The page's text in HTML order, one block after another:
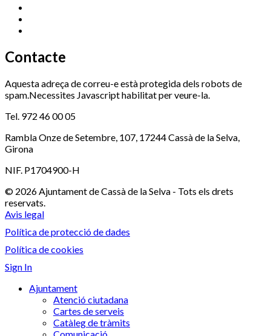
Contacte
Aquesta adreça de correu-e està protegida dels robots de
spam.Necessites Javascript habilitat per veure-la.
Tel. 972 46 00 05
Rambla Onze de Setembre, 107, 17244 Cassà de la Selva,
Girona
NIF. P1704900-H
© 2026 Ajuntament de Cassà de la Selva - Tots els drets
reservats.
Avis legal
Política de protecció de dades
Política de cookies
Sign In
Ajuntament
Atenció ciutadana
Cartes de serveis
Catàleg de tràmits